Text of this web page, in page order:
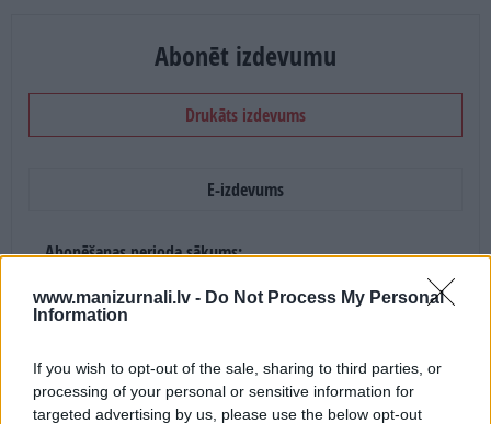
www.manizurnali.lv - Do Not Process My Personal
Information
If you wish to opt-out of the sale, sharing to third parties, or
processing of your personal or sensitive information for
targeted advertising by us, please use the below opt-out
Abonēt izdevumu
Drukāts izdevums
E-izdevums
Abonēšanas perioda sākums:
2026. gada septembris
4 mēneši /20.00 Eur